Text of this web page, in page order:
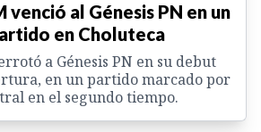
venció al Génesis PN en un
en Choluteca
a Génesis PN en su debut
en un partido marcado por
en el segundo tiempo.